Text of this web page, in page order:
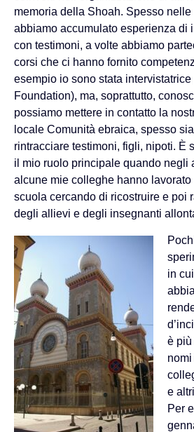
memoria della Shoah. Spesso
abbiamo accumulato esperienza di
con testimoni, a volte abbiamo
corsi che ci hanno fornito
esempio io sono stata
Foundation), ma, soprattutto,
possiamo mettere in contatto la
locale Comunità ebraica, spesso
rintracciare testimoni, figli, nipoti. È
il mio ruolo principale quando negli
alcune mie colleghe hanno lavorato
scuola cercando di ricostruire e poi
degli allievi e degli insegnanti
in
è più
e
Per